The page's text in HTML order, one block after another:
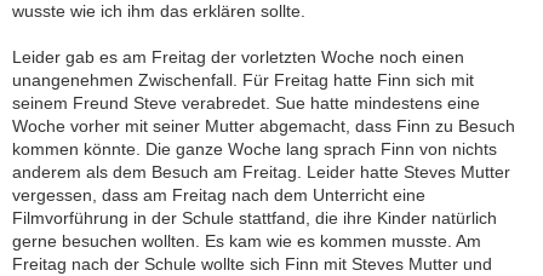
wusste wie ich ihm das erklären sollte.
Leider gab es am Freitag der vorletzten Woche noch einen
unangenehmen Zwischenfall. Für Freitag hatte Finn sich mit
seinem Freund Steve verabredet. Sue hatte mindestens eine
Woche vorher mit seiner Mutter abgemacht, dass Finn zu Besuch
kommen könnte. Die ganze Woche lang sprach Finn von nichts
anderem als dem Besuch am Freitag. Leider hatte Steves Mutter
vergessen, dass am Freitag nach dem Unterricht eine
Filmvorführung in der Schule stattfand, die ihre Kinder natürlich
gerne besuchen wollten. Es kam wie es kommen musste. Am
Freitag nach der Schule wollte sich Finn mit Steves Mutter und